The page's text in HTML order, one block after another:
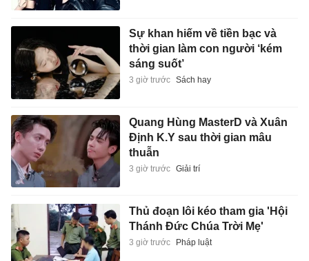
Sự khan hiếm về tiền bạc và
thời gian làm con người ‘kém
sáng suốt’
3 giờ trước Sách hay
Quang Hùng MasterD và Xuân
Định K.Y sau thời gian mâu
thuẫn
3 giờ trước Giải trí
Thủ đoạn lôi kéo tham gia 'Hội
Thánh Đức Chúa Trời Mẹ'
3 giờ trước Pháp luật